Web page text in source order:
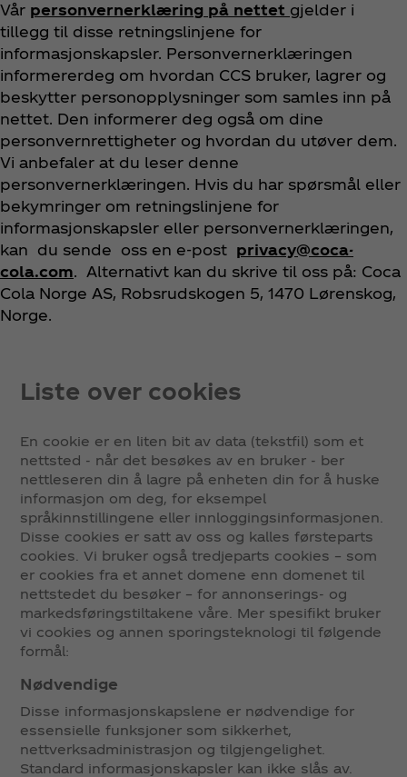
Vår personvernerklæring på nettet gjelder i
tillegg til disse retningslinjene for
informasjonskapsler. Personvernerklæringen
informererdeg om hvordan CCS bruker, lagrer og
beskytter personopplysninger som samles inn på
nettet. Den informerer deg også om dine
personvernrettigheter og hvordan du utøver dem.
Vi anbefaler at du leser denne
personvernerklæringen. Hvis du har spørsmål eller
bekymringer om retningslinjene for
informasjonskapsler eller personvernerklæringen,
kan du sende oss en e-post privacy@coca-
cola.com. Alternativt kan du skrive til oss på: Coca
Cola Norge AS, Robsrudskogen 5, 1470 Lørenskog,
Norge.
Liste over cookies
En cookie er en liten bit av data (tekstfil) som et
nettsted - når det besøkes av en bruker - ber
nettleseren din å lagre på enheten din for å huske
informasjon om deg, for eksempel
språkinnstillingene eller innloggingsinformasjonen.
Disse cookies er satt av oss og kalles førsteparts
cookies. Vi bruker også tredjeparts cookies – som
er cookies fra et annet domene enn domenet til
nettstedet du besøker – for annonserings- og
markedsføringstiltakene våre. Mer spesifikt bruker
vi cookies og annen sporingsteknologi til følgende
formål:
Nødvendige
Disse informasjonskapslene er nødvendige for
essensielle funksjoner som sikkerhet,
nettverksadministrasjon og tilgjengelighet.
Standard informasjonskapsler kan ikke slås av.